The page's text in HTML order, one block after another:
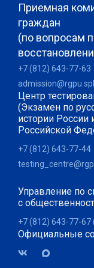
Приемная
граждан
(по вопросам
+7 (812) 643-77-63
Центр
(Экзамен по
истории России
Российской
+7 (812) 643-77-44
Управление по
с
+7 (812) 643-77-
Официальные